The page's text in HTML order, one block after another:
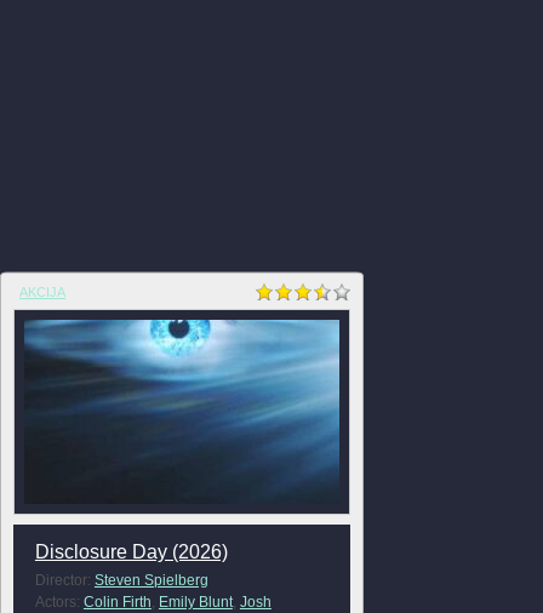
AKCIJA
Disclosure Day (2026)
Director: Steven Spielberg
Actors: Colin Firth, Emily Blunt, Josh